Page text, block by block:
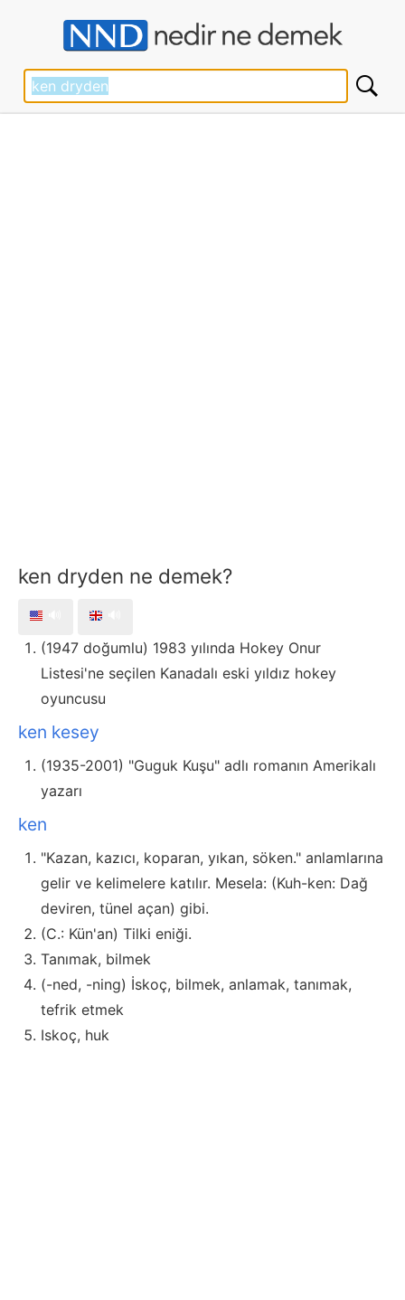
ken dryden ne demek?
(1947 doğumlu) 1983 yılında Hokey Onur
Listesi'ne seçilen Kanadalı eski yıldız hokey
oyuncusu
ken kesey
(1935-2001) "Guguk Kuşu" adlı romanın Amerikalı
yazarı
ken
"Kazan, kazıcı, koparan, yıkan, söken." anlamlarına
gelir ve kelimelere katılır. Mesela: (Kuh-ken: Dağ
deviren, tünel açan) gibi.
(C.: Kün'an) Tilki eniği.
Tanımak, bilmek
(-ned, -ning) İskoç, bilmek, anlamak, tanımak,
tefrik etmek
Iskoç, huk